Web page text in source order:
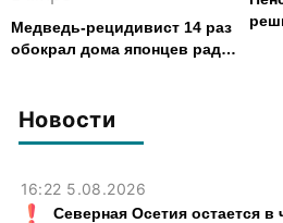
Новости
16:22 5.08.2026
Северная Осетия остается в
Медведь-рецидивист 14 раз
обокрал дома японцев ради